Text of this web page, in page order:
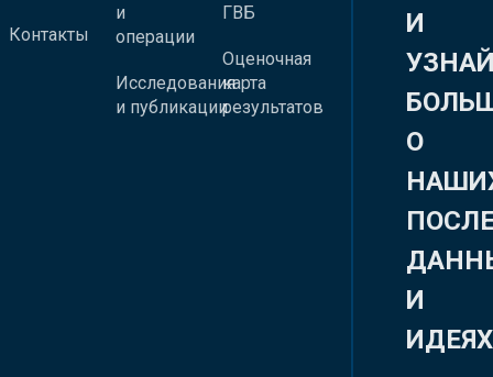
Контакты
и
операции
Исследования
и публикации
ГВБ
Оценочная
карта
результатов
И
О
И
ИДЕЯХ